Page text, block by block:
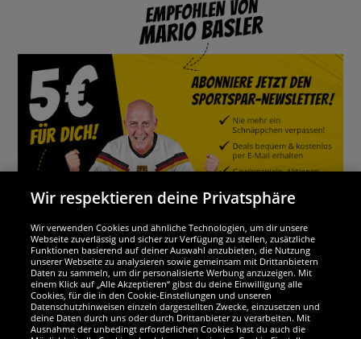
Wir sind ausgezeichnet
Wir respektieren deine Privatsphäre
Wir verwenden Cookies und ähnliche Technologien, um dir unsere
Webseite zuverlässig und sicher zur Verfügung zu stellen, zusätzliche
Funktionen basierend auf deiner Auswahl anzubieten, die Nutzung
unserer Webseite zu analysieren sowie gemeinsam mit Drittanbietern
Daten zu sammeln, um dir personalisierte Werbung anzuzeigen. Mit
einem Klick auf „Alle Akzeptieren“ gibst du deine Einwilligung alle
Cookies, für die in den Cookie-Einstellungen und unseren
Datenschutzhinweisen einzeln dargestellten Zwecke, einzusetzen und
deine Daten durch uns oder durch Drittanbieter zu verarbeiten. Mit
Ausnahme der unbedingt erforderlichen Cookies hast du auch die